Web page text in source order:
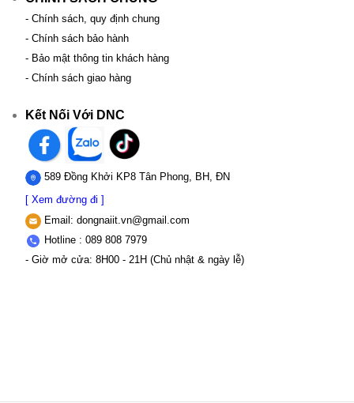
- Chính sách, quy định chung
- Chính sách bảo hành
- Bảo mật thông tin khách hàng
- Chính sách giao hàng
Kết Nối Với DNC
589 Đồng Khởi KP8 Tân Phong, BH, ĐN
[ Xem đường đi ]
Email: dongnaiit.vn@gmail.com
Hotline : 089 808 7979
- Giờ mở cửa: 8H00 - 21H (Chủ nhật & ngày lễ)